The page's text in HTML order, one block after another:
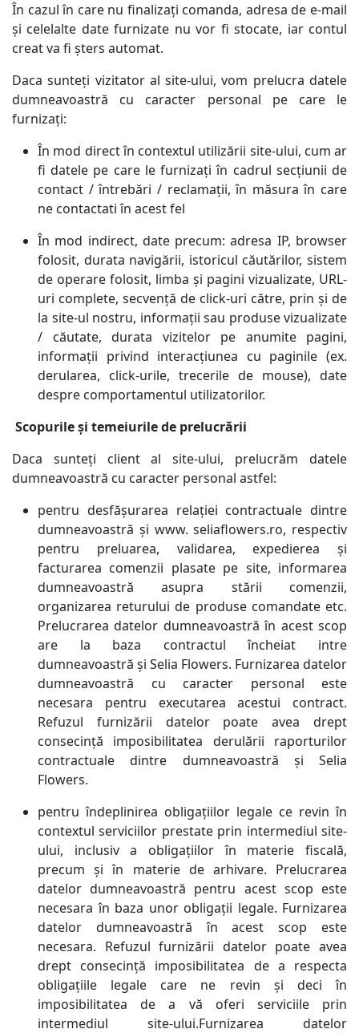
În cazul în care nu finalizați comanda, adresa de e-mail
și celelalte date furnizate nu vor fi stocate, iar contul
creat va fi șters automat.
Daca sunteți vizitator al site-ului, vom prelucra datele
dumneavoastră cu caracter personal pe care le
furnizați:
În mod direct în contextul utilizării site-ului, cum ar
fi datele pe care le furnizați în cadrul secțiunii de
contact / întrebări / reclamații, în măsura în care
ne contactati în acest fel
În mod indirect, date precum: adresa IP, browser
folosit, durata navigării, istoricul căutărilor, sistem
de operare folosit, limba și pagini vizualizate, URL-
uri complete, secvență de click-uri către, prin și de
la site-ul nostru, informații sau produse vizualizate
/ căutate, durata vizitelor pe anumite pagini,
informații privind interacțiunea cu paginile (ex.
derularea, click-urile, trecerile de mouse), date
despre comportamentul utilizatorilor.
Scopurileși temeiurile de prelucrării
Daca sunteți client al site-ului, prelucrăm datele
dumneavoastră cu caracter personal astfel:
pentru desfășurarea relației contractuale dintre
dumneavoastră și www. seliaflowers.ro, respectiv
pentru preluarea, validarea, expedierea și
facturarea comenzii plasate pe site, informarea
dumneavoastră asupra stării comenzii,
organizarea returului de produse comandate etc.
Prelucrarea datelor dumneavoastră în acest scop
are la baza contractul încheiat intre
dumneavoastră și Selia Flowers. Furnizarea datelor
dumneavoastră cu caracter personal este
necesara pentru executarea acestui contract.
Refuzul furnizării datelor poate avea drept
consecință imposibilitatea derulării raporturilor
contractuale dintre dumneavoastră și Selia
Flowers.
pentru îndeplinirea obligațiilor legale ce revin în
contextul serviciilor prestate prin intermediul site-
ului, inclusiv a obligațiilor în materie fiscală,
precum și în materie de arhivare. Prelucrarea
datelor dumneavoastră pentru acest scop este
necesara în baza unor obligații legale. Furnizarea
datelor dumneavoastră în acest scop este
necesara. Refuzul furnizării datelor poate avea
drept consecință imposibilitatea de a respecta
obligațiile legale care ne revin și deci în
imposibilitatea de a vă oferi serviciile prin
intermediul site-ului.Furnizarea datelor